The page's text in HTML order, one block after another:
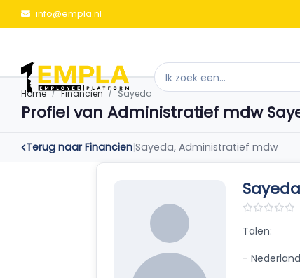
info@empla.nl
Home Financien Sayeda
Profiel van Administratief mdw
Terug naar Financien|Sayeda, Administratief mdw
Talen:
-